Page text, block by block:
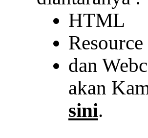
HTML
Resource
dan
akan
sini.